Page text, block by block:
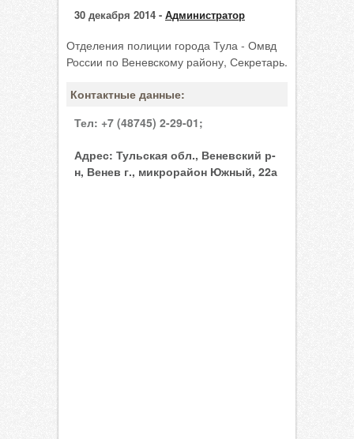
30 декабря 2014 - Администратор
Отделения полиции города Тула - Омвд
России по Веневскому району, Секретарь.
Контактные данные:
Тел: +7 (48745) 2-29-01;
Адрес: Тульская обл., Веневский р-
н, Венев г., микрорайон Южный, 22а